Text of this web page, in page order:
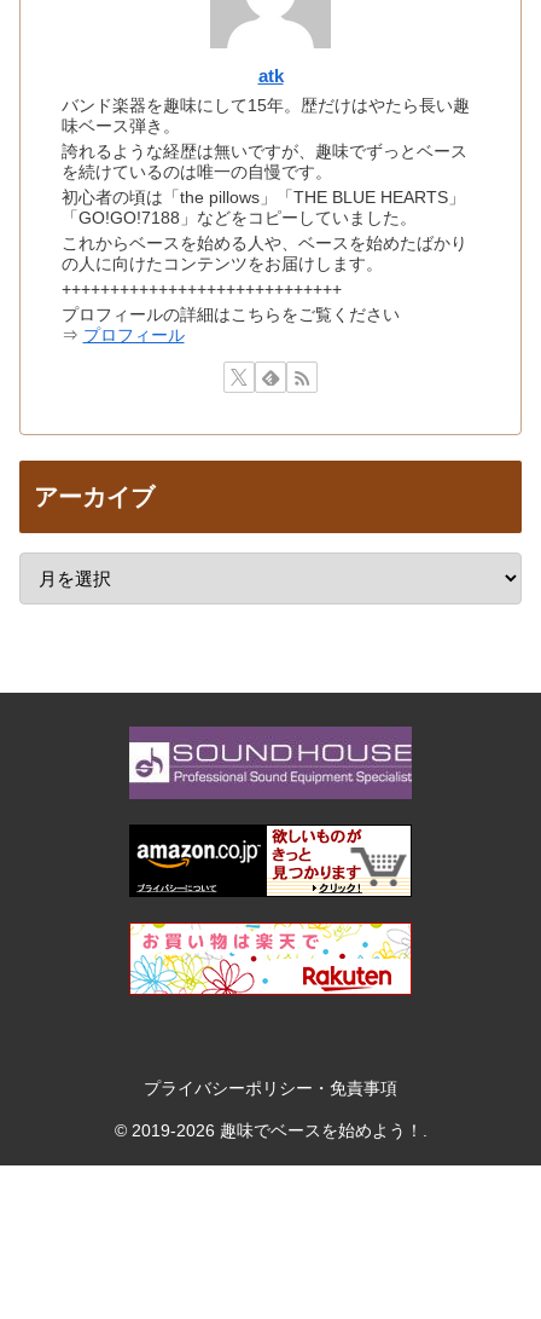
atk
バンド楽器を趣味にして15年。歴だけはやたら長い趣
味ベース弾き。
誇れるような経歴は無いですが、趣味でずっとベース
を続けているのは唯一の自慢です。
初心者の頃は「the pillows」「THE BLUE HEARTS」
「GO!GO!7188」などをコピーしていました。
これからベースを始める人や、ベースを始めたばかり
の人に向けたコンテンツをお届けします。
+++++++++++++++++++++++++++++
プロフィールの詳細はこちらをご覧ください
⇒ プロフィール
アーカイブ
プライバシーポリシー・免責事項
© 2019-2026 趣味でベースを始めよう！.